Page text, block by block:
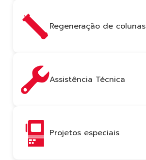
Regeneração de colunas
Assistência Técnica
Projetos especiais